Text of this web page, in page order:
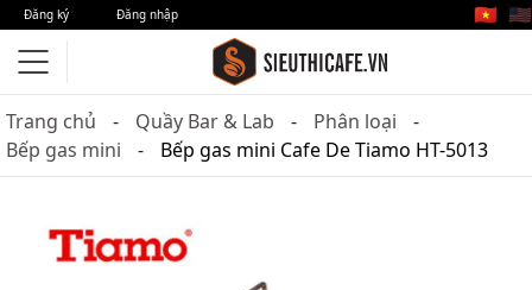
Đăng ký Đăng nhập 🇻🇳 🇺🇸
Trang chủ Quầy Bar & Lab
Phân loại
Bếp gas mini
Bếp gas mini Cafe De Tiamo HT-5013